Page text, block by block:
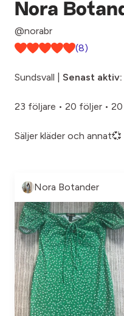
Nora
@norabr
(8)
Sundsvall | Senast aktiv:
23 följare • 20 följer •
Säljer kläder och
Nora Botander